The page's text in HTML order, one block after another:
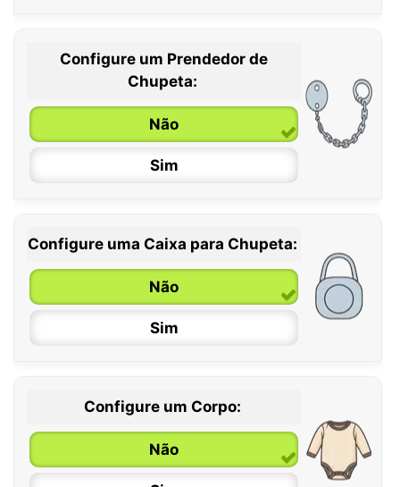
0 / 6 meses
6 / 36 meses
Configure um Prendedor de
Chupeta:
Não
Sim
Configure uma Caixa para Chupeta:
Não
Sim
Configure um Corpo:
Não